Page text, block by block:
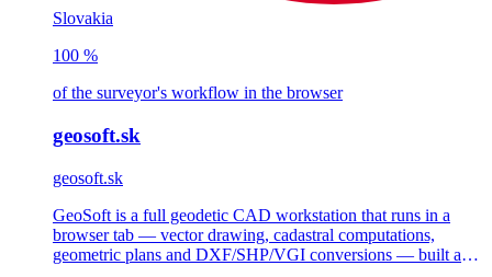
Slovakia
100 %
of the surveyor's workflow in the browser
geosoft.sk
geosoft.sk
GeoSoft is a full geodetic CAD workstation that runs in a
browser tab — vector drawing, cadastral computations,
geometric plans and DXF/SHP/VGI conversions — built as a